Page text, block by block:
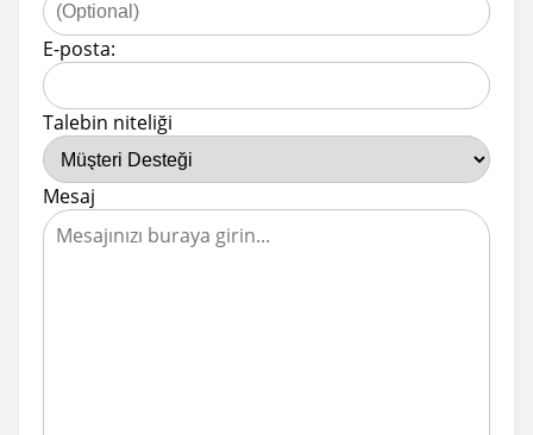
E-posta:
Talebin niteliği
Mesaj